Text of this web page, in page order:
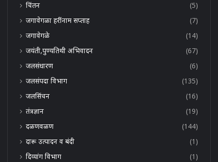
चिंतन
(5)
जगावेगळा हरींनाम सप्ताह
(7)
जगावेगळे
(14)
जयंती,पुण्यतिथी अभिवादन
(67)
जलसंधारण
(6)
जलसंपदा विभाग
(135)
जलसिंचन
(16)
तंत्रज्ञान
(19)
दळणवळण
(144)
दारू उत्पादन व बंदी
(1)
दिव्यांग विभाग
(1)